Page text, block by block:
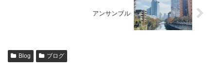
アンサンブル
Blog ブログ